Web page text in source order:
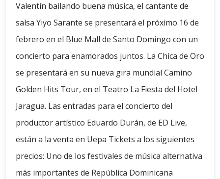
Valentín bailando buena música, el cantante de
salsa Yiyo Sarante se presentará el próximo 16 de
febrero en el Blue Mall de Santo Domingo con un
concierto para enamorados juntos. La Chica de Oro
se presentará en su nueva gira mundial Camino
Golden Hits Tour, en el Teatro La Fiesta del Hotel
Jaragua. Las entradas para el concierto del
productor artístico Eduardo Durán, de ED Live,
están a la venta en Uepa Tickets a los siguientes
precios: Uno de los festivales de música alternativa
más importantes de República Dominicana